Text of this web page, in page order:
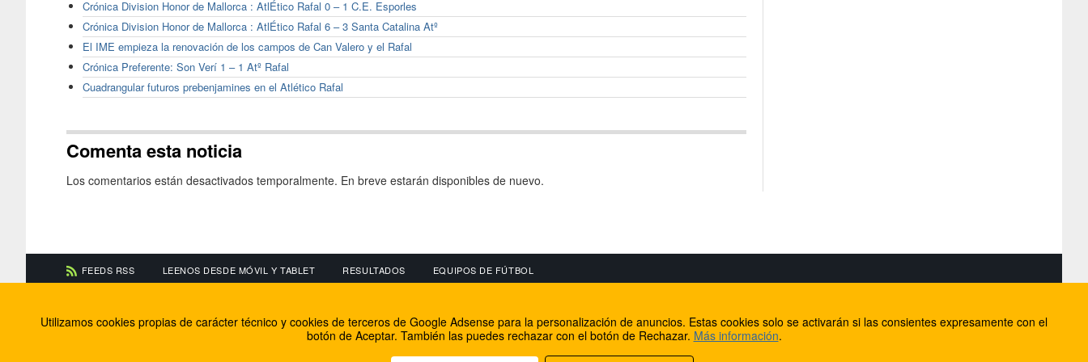
Crónica Division Honor de Mallorca : AtlÉtico Rafal 0 – 1 C.E. Esporles
Crónica Division Honor de Mallorca : AtlÉtico Rafal 6 – 3 Santa Catalina Atº
El IME empieza la renovación de los campos de Can Valero y el Rafal
Crónica Preferente: Son Verí 1 – 1 Atº Rafal
Cuadrangular futuros prebenjamines en el Atlético Rafal
Comenta esta noticia
Los comentarios están desactivados temporalmente. En breve estarán disponibles de nuevo.
FEEDS RSS LEENOS DESDE MÓVIL Y TABLET RESULTADOS EQUIPOS DE FÚTBOL
Información de contacto
El equipo de FútbolBalear
Soluciones Corporativas IP
Facebook
Twitter
Internet Rural Mallorca
Registro de dominios
Utilizamos cookies propias de carácter técnico y cookies de terceros de Google Adsense para la personalización de anuncios. Estas cookies solo se activarán si las consientes expresamente con el
botón de Aceptar. También las puedes rechazar con el botón de Rechazar. Más información.